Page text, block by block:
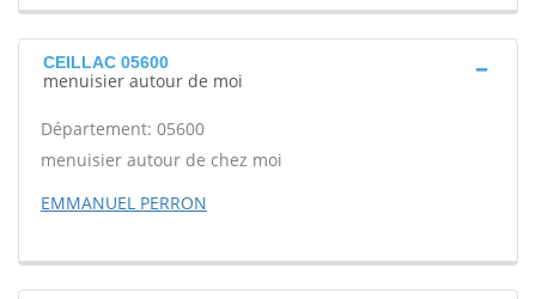
CEILLAC 05600
menuisier autour de moi
Département: 05600
menuisier autour de chez moi
EMMANUEL PERRON